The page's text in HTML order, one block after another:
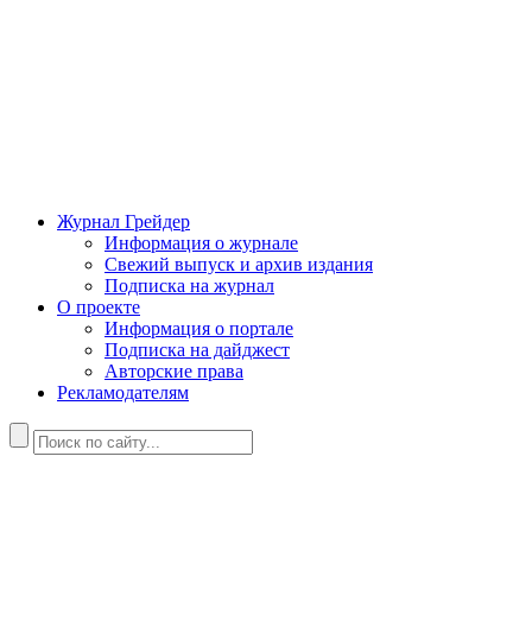
Журнал Грейдер
Информация о журнале
Свежий выпуск и архив издания
Подписка на журнал
О проекте
Информация о портале
Подписка на дайджест
Авторские права
Рекламодателям